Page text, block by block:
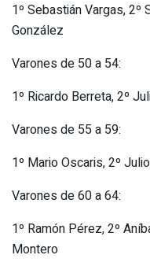
1º Sebastián Vargas, 2º
González
Varones de 50 a 54:
1º Ricardo Berreta, 2º
Varones de 55 a 59:
1º Mario Oscaris, 2º
Varones de 60 a 64:
1º Ramón Pérez, 2º
Montero